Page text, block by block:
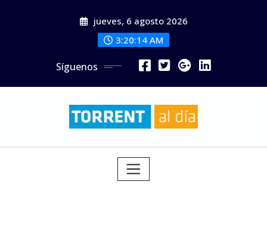
jueves, 6 agosto 2026
3:20:15 AM
Síguenos